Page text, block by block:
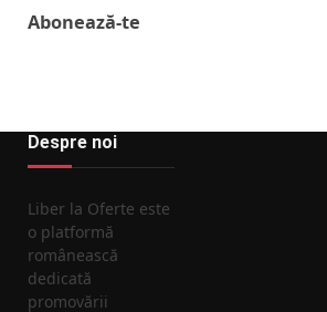
Abonează-te
Despre noi
Liber la Oferte este
o platformă
românească
dedicată
promovării